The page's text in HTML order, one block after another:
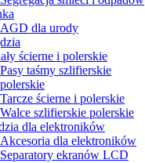
AGD dla urody
ścierne i polerskie
Pasy taśmy szlifierskie
polerskie
Tarcze ścierne i polerskie
Walce szlifierskie polerskie
dla elektroników
Akcesoria dla elektroników
Separatory ekranów LCD